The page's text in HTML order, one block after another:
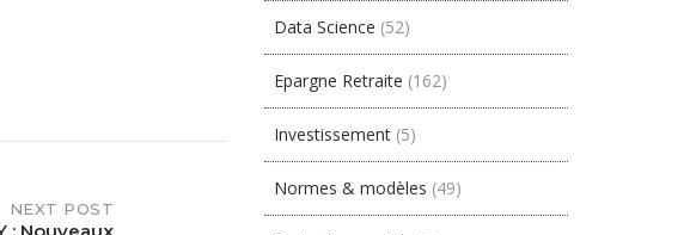
NEXT POST
Data Science (52)
Epargne Retraite (162)
Investissement (5)
Normes & modèles (49)